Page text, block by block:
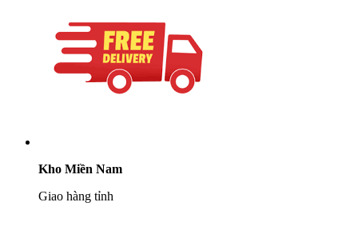
Kho Miền Nam
Giao hàng tỉnh